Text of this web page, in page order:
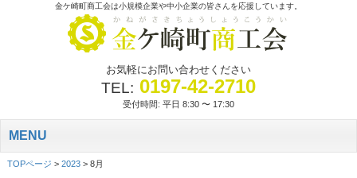
金ケ崎町商工会は小規模企業や中小企業の皆さんを応援しています。
お気軽にお問い合わせください
TEL: 0197-42-2710
受付時間: 平日 8:30 〜 17:30
MENU
TOPページ > 2023> 8月